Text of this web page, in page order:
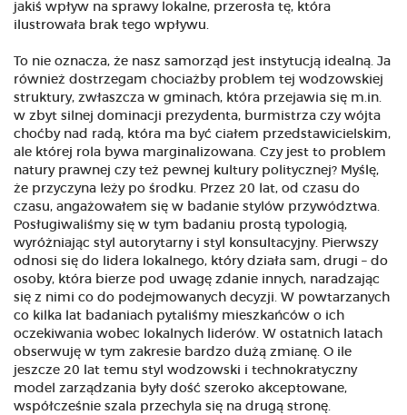
jakiś wpływ na sprawy lokalne, przerosła tę, która
ilustrowała brak tego wpływu.
To nie oznacza, że nasz samorząd jest instytucją idealną. Ja
również dostrzegam chociażby problem tej wodzowskiej
struktury, zwłaszcza w gminach, która przejawia się m.in.
w zbyt silnej dominacji prezydenta, burmistrza czy wójta
choćby nad radą, która ma być ciałem przedstawicielskim,
ale której rola bywa marginalizowana. Czy jest to problem
natury prawnej czy też pewnej kultury politycznej? Myślę,
że przyczyna leży po środku. Przez 20 lat, od czasu do
czasu, angażowałem się w badanie stylów przywództwa.
Posługiwaliśmy się w tym badaniu prostą typologią,
wyróżniając styl autorytarny i styl konsultacyjny. Pierwszy
odnosi się do lidera lokalnego, który działa sam, drugi – do
osoby, która bierze pod uwagę zdanie innych, naradzając
się z nimi co do podejmowanych decyzji. W powtarzanych
co kilka lat badaniach pytaliśmy mieszkańców o ich
oczekiwania wobec lokalnych liderów. W ostatnich latach
obserwuję w tym zakresie bardzo dużą zmianę. O ile
jeszcze 20 lat temu styl wodzowski i technokratyczny
model zarządzania były dość szeroko akceptowane,
współcześnie szala przechyla się na drugą stronę.